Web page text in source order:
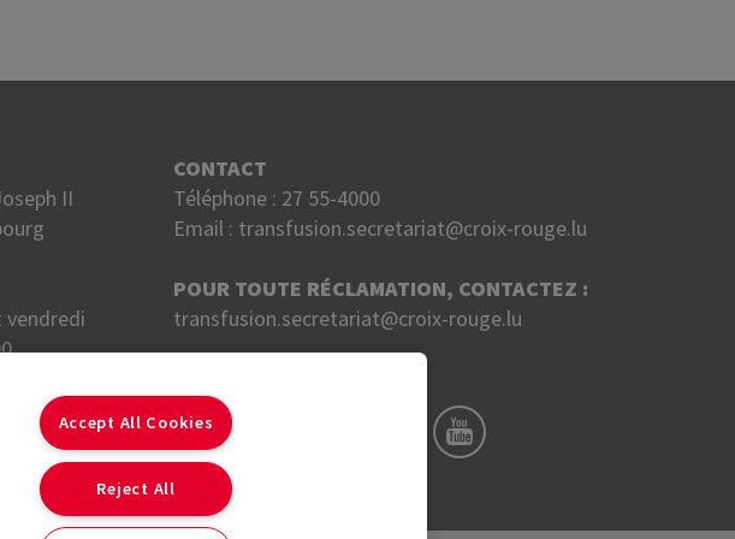
II
vendredi
CONTACT
Téléphone : 27 55-4000
Email : transfusion.secretariat@croix-rouge.lu
POUR TOUTE RÉCLAMATION, CONTACTEZ :
transfusion.secretariat@croix-rouge.lu
Accept All Cookies
Reject All